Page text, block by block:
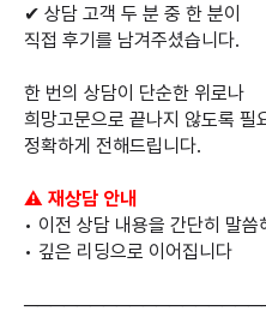
✔ 상담 고객 두 분 중 한 분이
직접 후기를 남겨주셨습니다.
한 번의 상담이 단순한 위로나
희망고문으로 끝나지 않도록 필
정확하게 전해드립니다.
⚠️ 재상담 안내
• 이전 상담 내용을 간단히 말씀
• 깊은 리딩으로 이어집니다